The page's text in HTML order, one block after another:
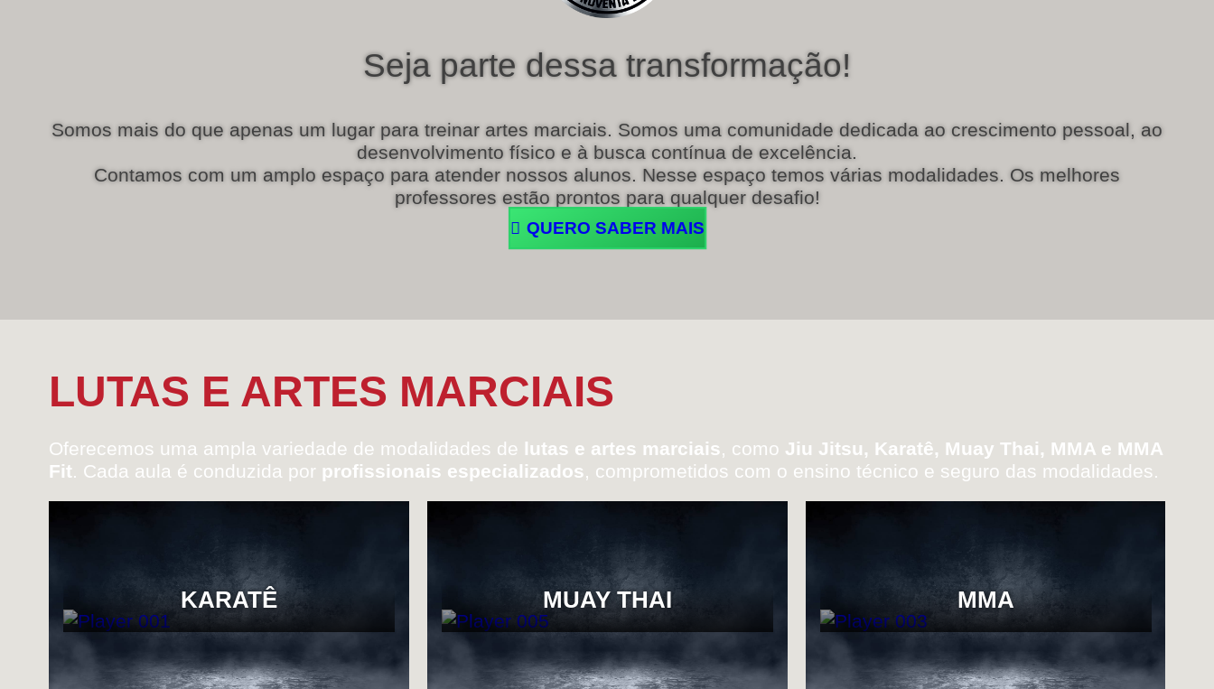
Seja parte dessa transformação!
Somos mais do que apenas um lugar para treinar artes marciais. Somos uma comunidade dedicada ao crescimento pessoal, ao
desenvolvimento físico e à busca contínua de excelência.
Contamos com um amplo espaço para atender nossos alunos. Nesse espaço temos várias modalidades. Os melhores
professores estão prontos para qualquer desafio!
QUERO SABER MAIS
LUTAS E ARTES MARCIAIS
Oferecemos uma ampla variedade de modalidades de lutas e artes marciais, como Jiu Jitsu, Karatê, Muay Thai, MMA e MMA
Fit. Cada aula é conduzida por profissionais especializados, comprometidos com o ensino técnico e seguro das modalidades.
KARATÊ MUAY THAI MMA